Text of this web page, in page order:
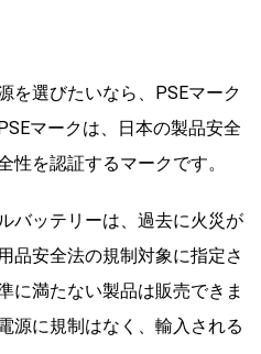
を選びたいなら、PSEマーク
マークは、日本の製品安全
性を認証するマークです。
バッテリーは、過去に火災が
品安全法の規制対象に指定さ
に満たない製品は販売できま
源に規制はなく、輸入される